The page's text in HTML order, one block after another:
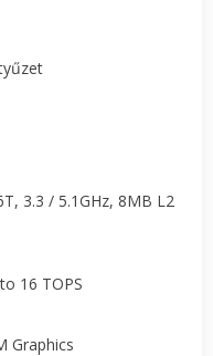
3.3 / 5.1GHz, 8MB L2
16 TOPS
Graphics